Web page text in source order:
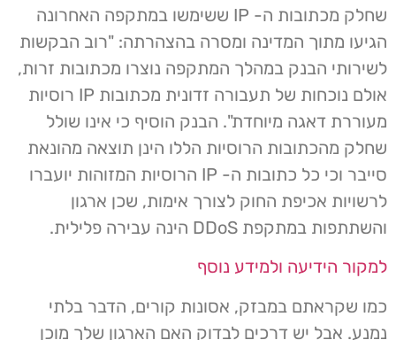
שחלק מכתובות ה- IP ששימשו במתקפה האחרונה
הגיעו מתוך המדינה ומסרה בהצהרתה: "רוב הבקשות
לשירותי הבנק במהלך המתקפה נוצרו מכתובות זרות,
אולם נוכחות של תעבורה זדונית מכתובות IP רוסיות
מעוררת דאגה מיוחדת". הבנק הוסיף כי אינו שולל
שחלק מהכתובות הרוסיות הללו הינן תוצאה מהונאת
סייבר וכי כל כתובות ה- IP הרוסיות המזוהות יועברו
לרשויות אכיפת החוק לצורך אימות, שכן ארגון
והשתתפות במתקפת DDoS הינה עבירה פלילית.
למקור הידיעה ולמידע נוסף
כמו שקראתם במבזק, אסונות קורים, הדבר בלתי
נמנע. אבל יש דרכים לבדוק האם הארגון שלך מוכן